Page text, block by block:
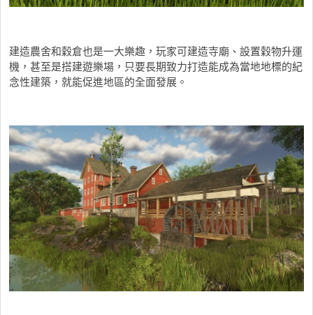
建造農舍和穀倉也是一大樂趣，玩家可建造寺廟、設置穀物升運
機，甚至是搭建遊樂場，只要長期致力打造能成為當地地標的紀
念性建築，就能促進地區的全面發展。